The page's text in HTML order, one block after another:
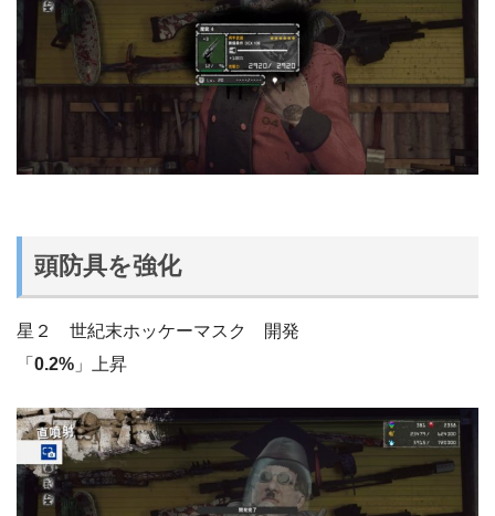
頭防具を強化
星２ 世紀末ホッケーマスク 開発
「 0.2% 」上昇